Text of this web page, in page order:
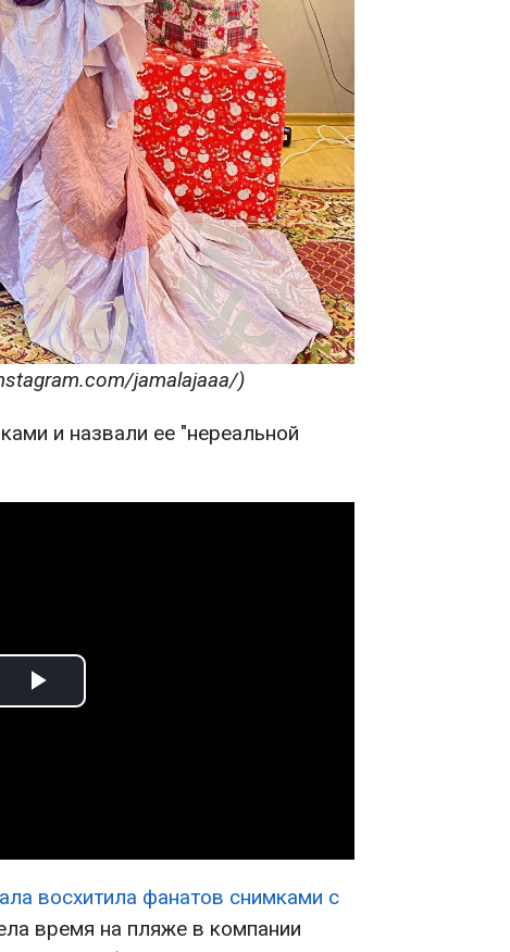
jamalajaaa/)
и назвали ее "нереальной
Play
восхитила фанатов снимками с
время на пляже в компании